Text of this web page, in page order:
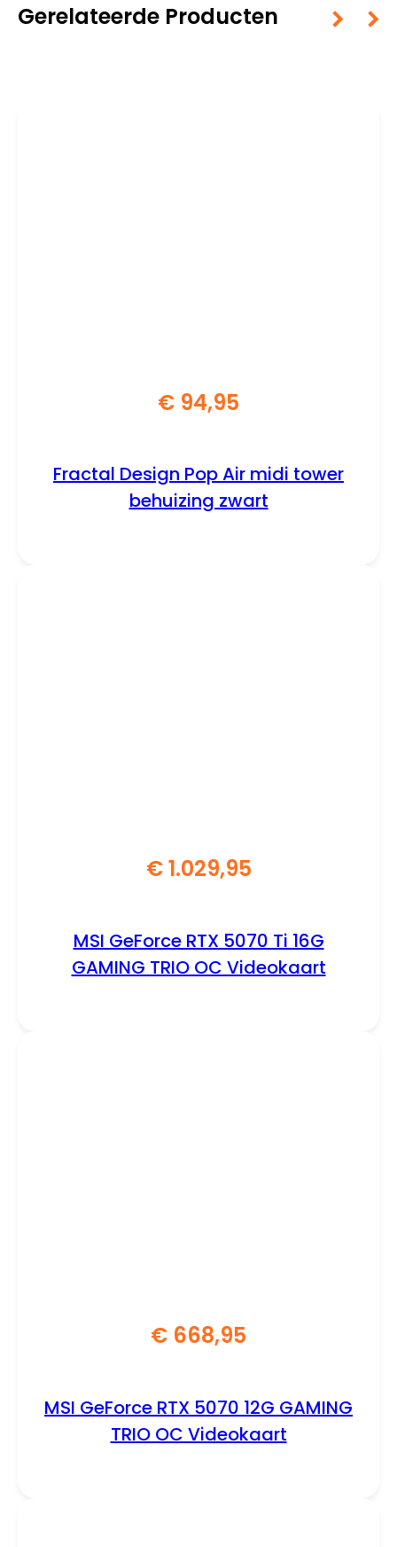
Gerelateerde Producten
€ 94,95
Fractal Design Pop Air midi tower
behuizing zwart
€1.029,95
MSI GeForce RTX 5070 Ti 16G
GAMING TRIO OC Videokaart
€ 668,95
MSI GeForce RTX 5070 12G GAMING
TRIO OC Videokaart